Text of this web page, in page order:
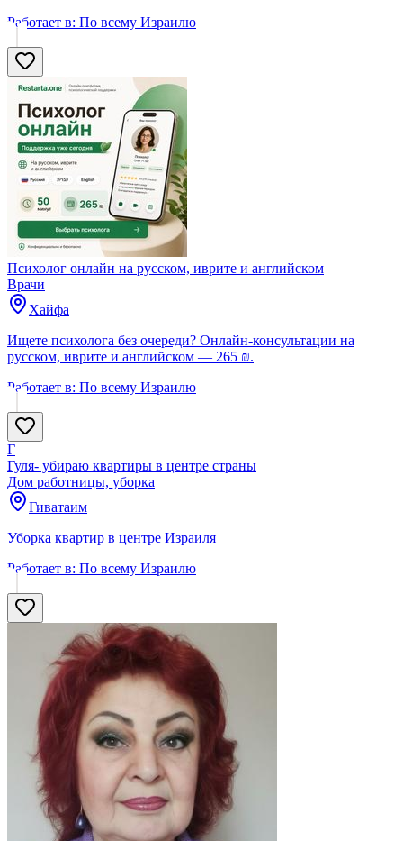
Работает в: По всему Израилю
Психолог онлайн на русском, иврите и английском
Врачи
Хайфа
Ищете психолога без очереди? Онлайн-консультации на
русском, иврите и английском — 265 ₪.
Работает в: По всему Израилю
Г
Гуля- убираю квартиры в центре страны
Дом работницы, уборка
Гиватаим
Уборка квартир в центре Израиля
Работает в: По всему Израилю